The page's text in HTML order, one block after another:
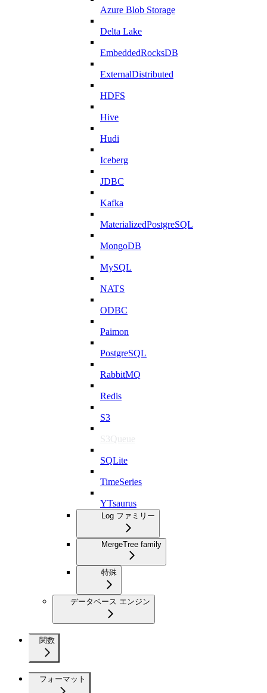
Azure Blob Storage
Delta Lake
EmbeddedRocksDB
ExternalDistributed
HDFS
Hive
Hudi
Iceberg
JDBC
Kafka
MaterializedPostgreSQL
MongoDB
MySQL
NATS
ODBC
Paimon
PostgreSQL
RabbitMQ
Redis
S3
S3Queue
SQLite
TimeSeries
YTsaurus
Log ファミリー
MergeTree family
特殊
データベース エンジン
関数
フォーマット